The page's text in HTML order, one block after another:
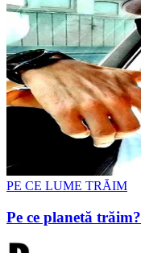
PE CE LUME TRĂIM
Pe ce planetă trăim?